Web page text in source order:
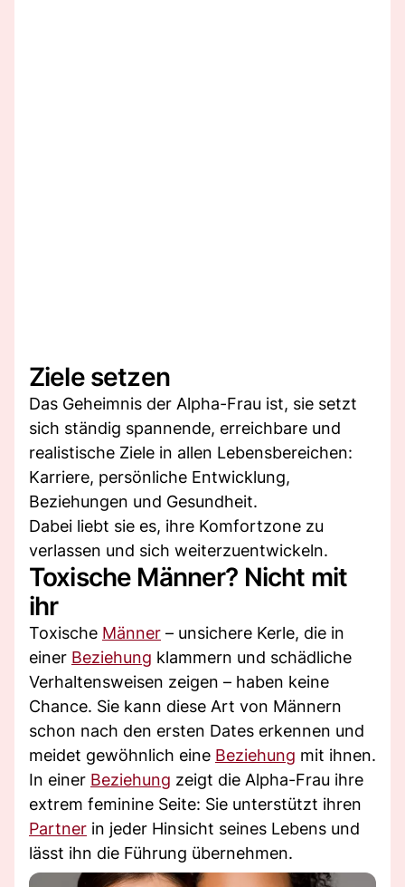
Ziele setzen
Das Geheimnis der Alpha-Frau ist, sie setzt
sich ständig spannende, erreichbare und
realistische Ziele in allen Lebensbereichen:
Karriere, persönliche Entwicklung,
Beziehungen und Gesundheit.
Dabei liebt sie es, ihre Komfortzone zu
verlassen und sich weiterzuentwickeln.
Toxische Männer? Nicht mit
ihr
Toxische Männer – unsichere Kerle, die in
einer Beziehung klammern und schädliche
Verhaltensweisen zeigen – haben keine
Chance. Sie kann diese Art von Männern
schon nach den ersten Dates erkennen und
meidet gewöhnlich eine Beziehung mit ihnen.
In einer Beziehung zeigt die Alpha-Frau ihre
extrem feminine Seite: Sie unterstützt ihren
Partner in jeder Hinsicht seines Lebens und
lässt ihn die Führung übernehmen.